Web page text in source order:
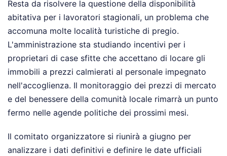
Resta da risolvere la questione della disponibilità
abitativa per i lavoratori stagionali, un problema che
accomuna molte località turistiche di pregio.
L'amministrazione sta studiando incentivi per i
proprietari di case sfitte che accettano di locare gli
immobili a prezzi calmierati al personale impegnato
nell'accoglienza. Il monitoraggio dei prezzi di mercato
e del benessere della comunità locale rimarrà un punto
fermo nelle agende politiche dei prossimi mesi.
Il comitato organizzatore si riunirà a giugno per
analizzare i dati definitivi e definire le date ufficiali